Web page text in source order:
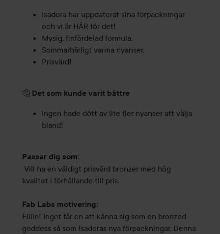
Isadora har uppdaterat sina förpackningar
och vi är HÄR för det!
Mysig, finfördelad formula.
Sommarhärligt varma nyanser.
Prisvärd!
🤔 Det som kunde varit bättre
Ingen hade dött av lite fler nyanser att välja
bland!
Passar dig som:
Vill ha en väldigt prisvärd bronzer med hög
kvalitet i förhållande till pris.
Fab Labs motivering:
Fiiiin! Inget får en att känna sig som en bronzed
goddess så som Isadoras nya förpackningar. Denna